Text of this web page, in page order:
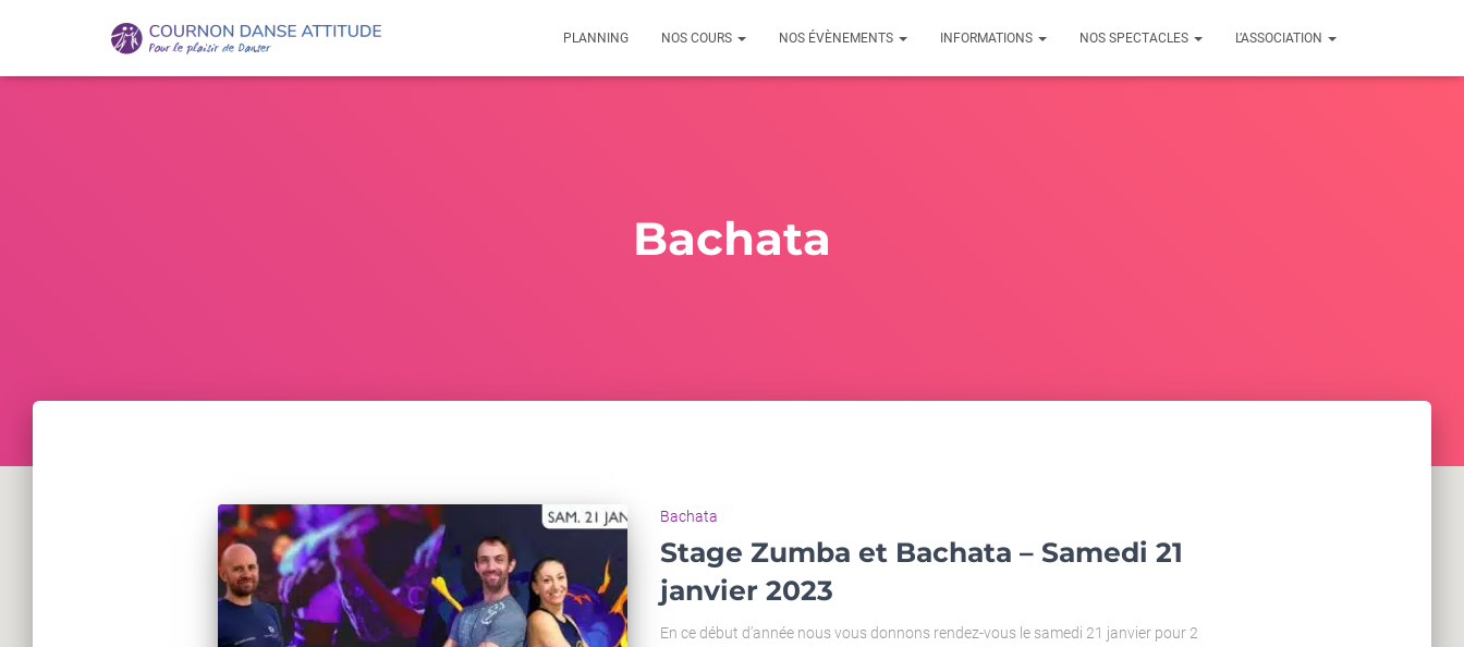
PLANNING NOS COURS NOS ÉVÈNEMENTS INFORMATIONS NOS SPECTACLES L’ASSOCIATION
Bachata
Bachata
Stage Zumba et Bachata – Samedi 21
janvier 2023
En ce début d’année nous vous donnons rendez-vous le samedi 21 janvier pour 2